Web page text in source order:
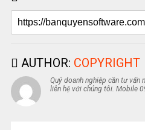
AUTHOR: COPYRIGHT
Quý doanh nghiệp cần tư vấn
liên hệ với chúng tôi. Mobile